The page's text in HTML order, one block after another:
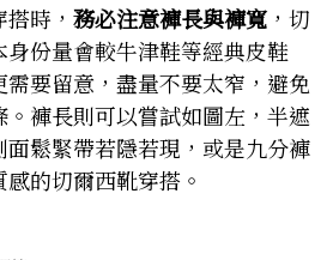
時， 務必注意褲長與褲寬 ，切
份量會較牛津鞋等經典皮鞋
要留意，盡量不要太窄，避免
褲長則可以嘗試如圖左，半遮
鬆緊帶若隱若現，或是九分褲
的切爾西靴穿搭。